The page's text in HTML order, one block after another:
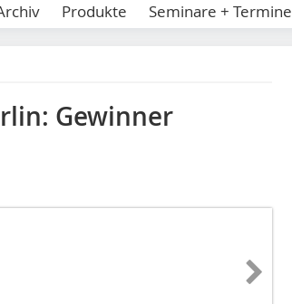
Produkte Seminare + Termine
Gewinner